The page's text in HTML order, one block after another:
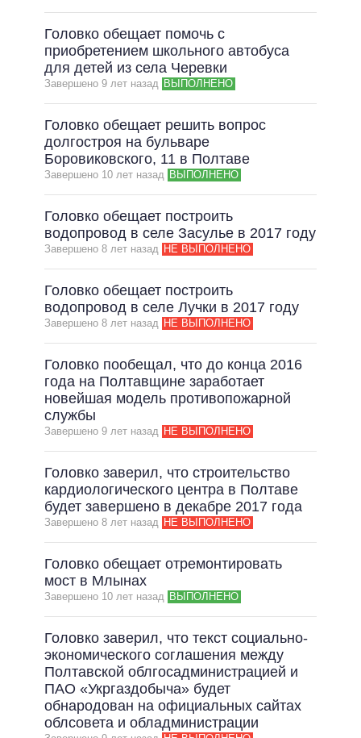
Головко обещает помочь с
приобретением школьного автобуса
для детей из села Черевки
Завершено 9 лет назад ВЫПОЛНЕНО
Головко обещает решить вопрос
долгостроя на бульваре
Боровиковского, 11 в Полтаве
Завершено 10 лет назад ВЫПОЛНЕНО
Головко обещает построить
водопровод в селе Засулье в 2017 году
Завершено 8 лет назад НЕ ВЫПОЛНЕНО
Головко обещает построить
водопровод в селе Лучки в 2017 году
Завершено 8 лет назад НЕ ВЫПОЛНЕНО
Головко пообещал, что до конца 2016
года на Полтавщине заработает
новейшая модель противопожарной
службы
Завершено 9 лет назад НЕ ВЫПОЛНЕНО
Головко заверил, что строительство
кардиологического центра в Полтаве
будет завершено в декабре 2017 года
Завершено 8 лет назад НЕ ВЫПОЛНЕНО
Головко обещает отремонтировать
мост в Млынах
Завершено 10 лет назад ВЫПОЛНЕНО
Головко заверил, что текст социально-
экономического соглашения между
Полтавской облгосадминистрацией и
ПАО «Укргаздобыча» будет
обнародован на официальных сайтах
облсовета и обладминистрации